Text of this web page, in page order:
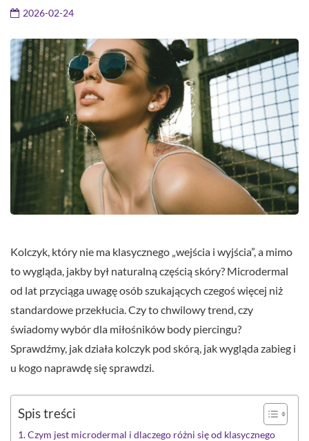
2026-02-24
Kolczyk, który nie ma klasycznego „wejścia i wyjścia”, a mimo
to wygląda, jakby był naturalną częścią skóry? Microdermal
od lat przyciąga uwagę osób szukających czegoś więcej niż
standardowe przekłucia. Czy to chwilowy trend, czy
świadomy wybór dla miłośników body piercingu?
Sprawdźmy, jak działa kolczyk pod skórą, jak wygląda zabieg i
u kogo naprawdę się sprawdzi.
Spis treści
Czym jest microdermal i dlaczego różni się od klasycznego